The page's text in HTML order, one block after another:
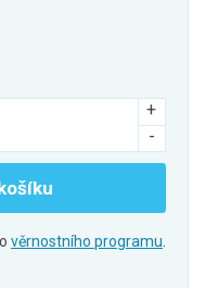
věrnostního programu